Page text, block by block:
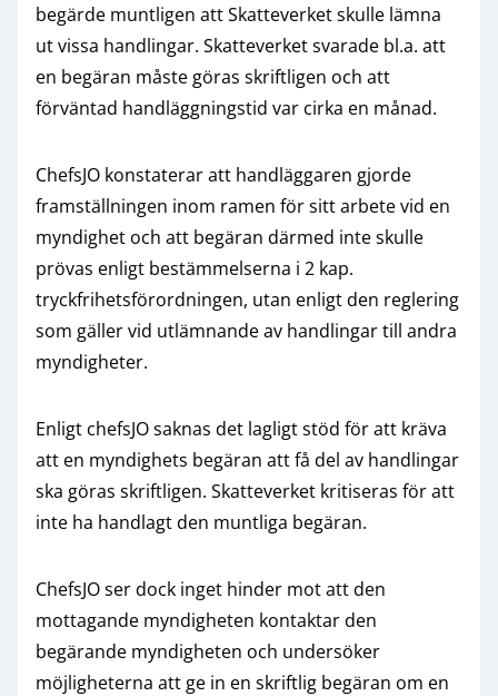
begärde muntligen att Skatteverket skulle lämna
ut vissa handlingar. Skatteverket svarade bl.a. att
en begäran måste göras skriftligen och att
förväntad handläggningstid var cirka en månad.
ChefsJO konstaterar att handläggaren gjorde
framställningen inom ramen för sitt arbete vid en
myndighet och att begäran därmed inte skulle
prövas enligt bestämmelserna i 2 kap.
tryckfrihetsförordningen, utan enligt den reglering
som gäller vid utlämnande av handlingar till andra
myndigheter.
Enligt chefsJO saknas det lagligt stöd för att kräva
att en myndighets begäran att få del av handlingar
ska göras skriftligen. Skatteverket kritiseras för att
inte ha handlagt den muntliga begäran.
ChefsJO ser dock inget hinder mot att den
mottagande myndigheten kontaktar den
begärande myndigheten och undersöker
möjligheterna att ge in en skriftlig begäran om en